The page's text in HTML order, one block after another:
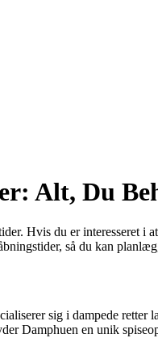
Alt, Du
Hvis du er interesseret i
så du kan
sig i dampede
Damphuen en unik